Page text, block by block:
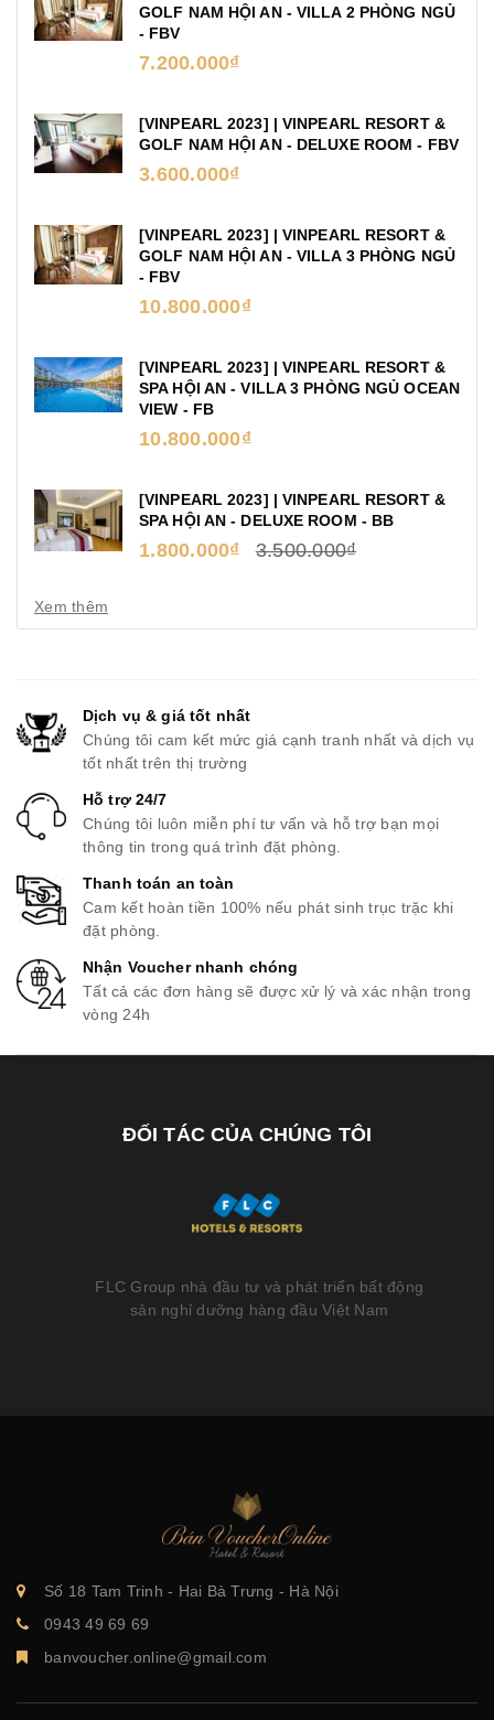
GOLF NAM HỘI AN - VILLA 2 PHÒNG NGỦ
- FBV
7.200.000₫
[VINPEARL 2023] | VINPEARL RESORT &
GOLF NAM HỘI AN - DELUXE ROOM - FBV
3.600.000₫
[VINPEARL 2023] | VINPEARL RESORT &
GOLF NAM HỘI AN - VILLA 3 PHÒNG NGỦ
- FBV
10.800.000₫
[VINPEARL 2023] | VINPEARL RESORT &
SPA HỘI AN - VILLA 3 PHÒNG NGỦ OCEAN
VIEW - FB
10.800.000₫
[VINPEARL 2023] | VINPEARL RESORT &
SPA HỘI AN - DELUXE ROOM - BB
1.800.000₫ 3.500.000₫
Xem thêm
Dịch vụ & giá tốt nhất
Chúng tôi cam kết mức giá cạnh tranh nhất và dịch vụ
tốt nhất trên thị trường
Hỗ trợ 24/7
Chúng tôi luôn miễn phí tư vấn và hỗ trợ bạn mọi
thông tin trong quá trình đặt phòng.
Thanh toán an toàn
Cam kết hoàn tiền 100% nếu phát sinh trục trặc khi
đặt phòng.
Nhận Voucher nhanh chóng
Tất cả các đơn hàng sẽ được xử lý và xác nhận trong
vòng 24h
ĐỐI TÁC CỦA CHÚNG TÔI
FLC Group nhà đầu tư và phát triển bất động
sản nghỉ dưỡng hàng đầu Việt Nam
Số 18 Tam Trinh - Hai Bà Trưng - Hà Nội
0943 49 69 69
banvoucher.online@gmail.com